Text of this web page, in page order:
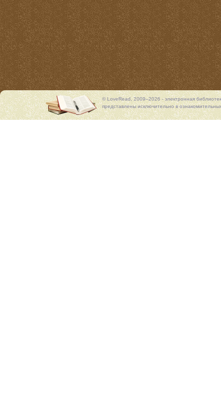
© LoveRead, 2009–2026 - электронная
представлены исключительно в